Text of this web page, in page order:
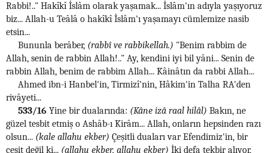
Rabbi!.." Hakîkî İslâm olarak yaşamak... İslâm'ın adıyla yaşıyoruz
biz... Allah-u Teâlâ o hakîkî İslâm'ı yaşamayı cümlemize nasib
etsin...
Bununla berâber, (rabbî ve rabbikellah.) "Benim rabbim de
Allah, senin de rabbin Allah!.." Ay, kendini iyi bil yâni... Senin de
rabbin Allah, benim de rabbim Allah... Kâinâtın da rabbi Allah...
Ahmed ibn-i Hanbel'in, Tirmizî'nin, Hâkim'in Talha RA'den
rivâyeti...
533/16 Yine bir dualarında: (Kâne izâ raal hilâl) Bakın, ne
güzel tesbit etmiş o Ashâb-ı Kirâm... Allah, onların hepsinden razı
olsun... (kale allahu ekber) Çeşitli duaları var Efendimiz'in, bir
çeşit değil ki... (allahu ekber, allahu ekber) İki defa tekbir alıyor,